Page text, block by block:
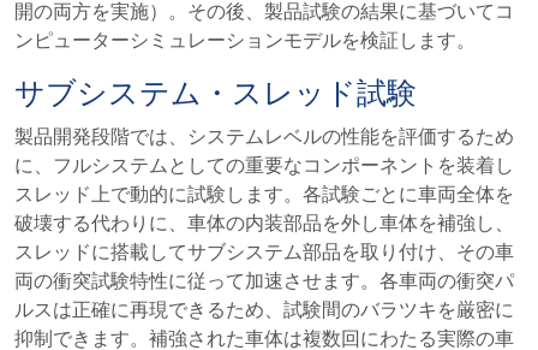
開の両方を実施）。その後、製品試験の結果に基づいてコ
ンピューターシミュレーションモデルを検証します。
サブシステム・スレッド試験
製品開発段階では、システムレベルの性能を評価するため
に、フルシステムとしての重要なコンポーネントを装着し
スレッド上で動的に試験します。各試験ごとに車両全体を
破壊する代わりに、車体の内装部品を外し車体を補強し、
スレッドに搭載してサブシステム部品を取り付け、その車
両の衝突試験特性に従って加速させます。各車両の衝突パ
ルスは正確に再現できるため、試験間のバラツキを厳密に
抑制できます。補強された車体は複数回にわたる実際の車